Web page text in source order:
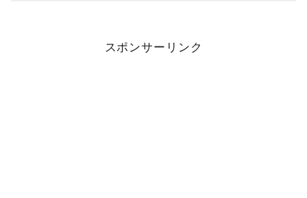
スポンサーリンク